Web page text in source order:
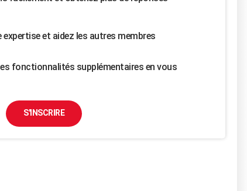
et aidez les autres membres
fonctionnalités supplémentaires en vous
S'INSCRIRE